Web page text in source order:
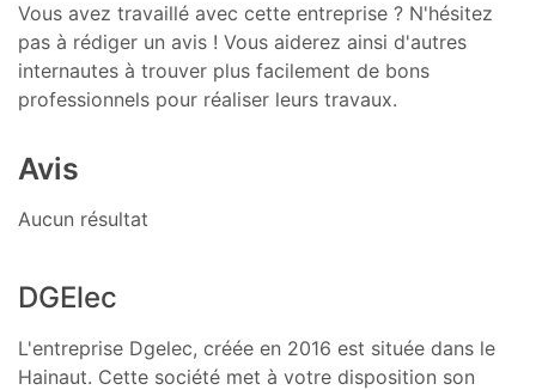
Vous avez travaillé avec cette entreprise ? N'hésitez
pas à rédiger un avis ! Vous aiderez ainsi d'autres
internautes à trouver plus facilement de bons
professionnels pour réaliser leurs travaux.
Avis
Aucun résultat
DGElec
L'entreprise Dgelec, créée en 2016 est située dans le
Hainaut. Cette société met à votre disposition son